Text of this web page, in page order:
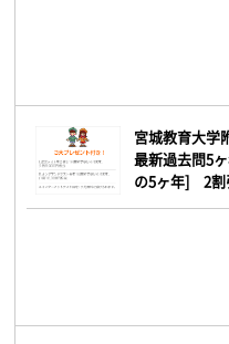
宮城教育大学
最新過去問5
の5ヶ年] 2割